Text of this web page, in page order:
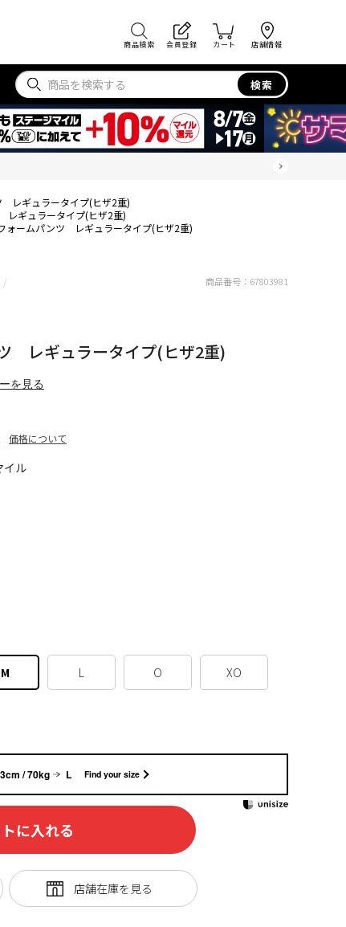
商品検索 会員登録 カート 店舗情報
検索
レギュラータイプ(ヒザ2重)
レギュラータイプ(ヒザ2重)
ォームパンツ レギュラータイプ(ヒザ2重)
イル
レギュラータイプ(ヒザ2重)
を見る
価格について
M L O XO
に入れる
商品番号： 67803981
/ 70kg L Find your size